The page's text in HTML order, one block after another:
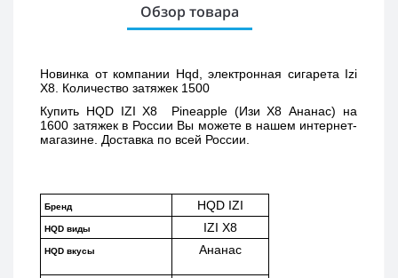
Обзор товара
Новинка от компании Hqd, электронная сигарета Izi
X8. Количество затяжек 1500
Купить HQD IZI X8  Pineapple (Изи Х8 Ананас) на
1600 затяжек в России Вы можете в нашем интернет-
магазине. Доставка по всей России.
Бренд HQD IZI
HQD виды IZI X8
HQD вкусы Ананас